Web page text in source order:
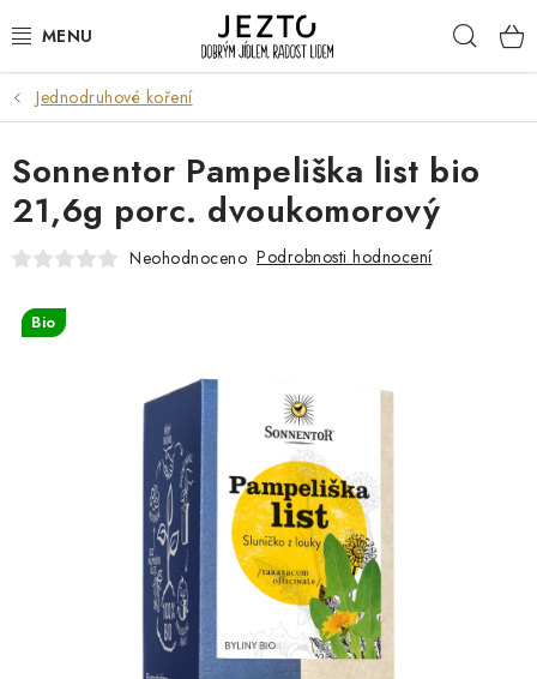
na
DÁRKOVÉ SADY
TRVANLIVÉ
DROGERIE A KOSMETIKA
RELAX A REGENERACE
NÁŠ PŘÍBĚH FIREMNÍ DÁRKY
KONTAKTY
DOPRAVA A PLATBA
Jednodruhové koření
Sonnentor Pampeliška list bio
21,6g porc. dvoukomorový
Neohodnoceno Podrobnosti hodnocení
Bio